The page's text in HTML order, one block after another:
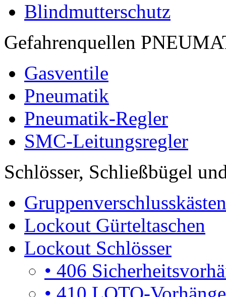
Blindmutterschutz
Gefahrenquellen
Gasventile
Pneumatik
Pneumatik-Regler
SMC-Leitungsregler
Schlösser, Schließbügel
Gruppenverschlusskästen
Lockout Gürteltaschen
Lockout Schlösser
• 406